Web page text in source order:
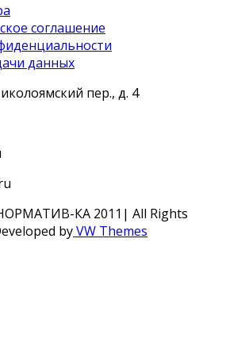
соглашение
данных
пер., д. 4
КА 2011| All Rights
byVW Themes